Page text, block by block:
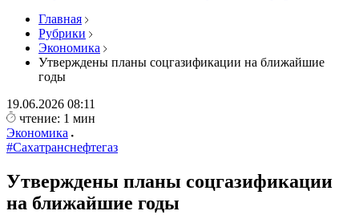
Главная
Рубрики
Экономика
Утверждены планы соцгазификации на ближайшие
годы
19.06.2026 08:11
чтение: 1 мин
Экономика
#Сахатранснефтегаз
Утверждены планы соцгазификации
на ближайшие годы